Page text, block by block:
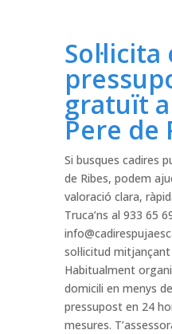
gratuït
Pere de
Si busques cadires
de Ribes, podem
valoració clara,
Truca’ns al 933 65
sol·licitud
Habitualment
domicili en menys
pressupost en 24
mesures.